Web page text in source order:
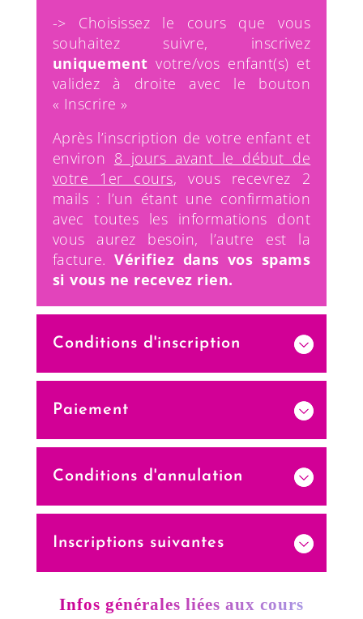
-> Choisissez le cours que vous
souhaitez suivre, inscrivez
uniquement votre/vos enfant(s) et
validez à droite avec le bouton
« Inscrire »
Après l’inscription de votre enfant et
environ 8 jours avant le début de
votre 1er cours, vous recevrez 2
mails : l’un étant une confirmation
avec toutes les informations dont
vous aurez besoin, l’autre est la
facture.Vérifiez dans vos spams
si vous ne recevez rien.
Conditions d'inscription
Paiement
Conditions d'annulation
Inscriptions suivantes
Infos générales liées aux cours